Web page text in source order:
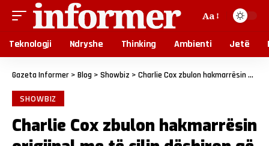
Aa
Teknologji Ndryshe Thinking Ambienti Jetë
Gazeta Informer > Blog > Showbiz > Charlie Cox zbulon hakmarrësin origjinal me të cilin dëshiron që Daredevil i MCU të bashkohet
SHOWBIZ
Charlie Cox zbulon hakmarrësin